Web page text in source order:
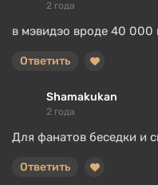
2 года
в мэвидэо вроде 40 000
Ответить
Shamakukan
2 года
Для фанатов беседки и
Ответить